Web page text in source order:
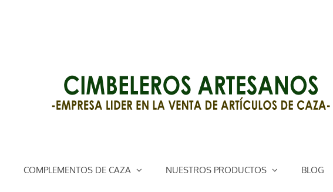
COMPLEMENTOS DE CAZA NUESTROS PRODUCTOS BLOG